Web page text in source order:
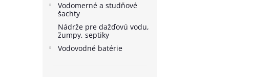
Vodomerné a studňové
šachty
Nádrže pre dažďovú vodu,
žumpy, septiky
Vodovodné batérie